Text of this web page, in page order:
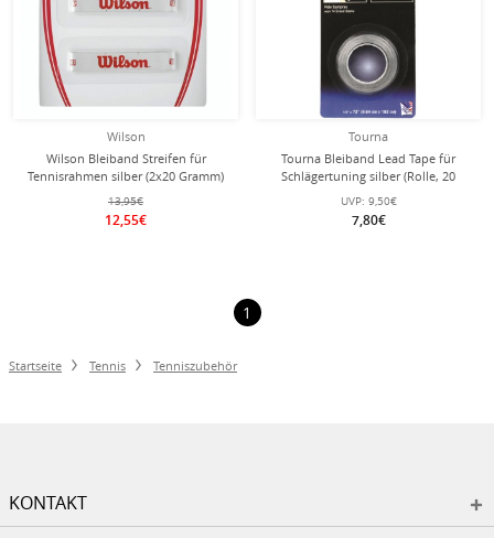
Wilson
Wilson Bleiband Streifen für
Tennisrahmen silber (2x20 Gramm)
13,95€
12,55€
Tourna
Tourna Bleiband Lead Tape für
Schlägertuning silber (Rolle, 20
Gramm)
UVP: 9,50€
7,80€
1
Startseite Tennis Tenniszubehör
KONTAKT